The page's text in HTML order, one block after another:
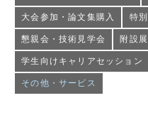
大会参加・論文集購入 特
懇親会・技術見学会 附設
学生向けキャリアセッション
その他・サービス